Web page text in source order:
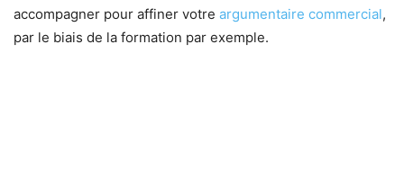
accompagner pour affiner votre argumentaire commercial,
par le biais de la formation par exemple.